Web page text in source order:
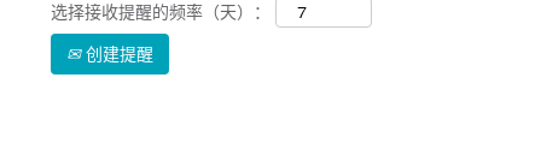
选择接收提醒的频率（天）：
创建提醒